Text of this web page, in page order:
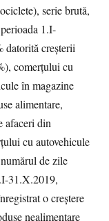
serie brută,
1.I-
datorită creşterii
comerţului cu
în magazine
alimentare,
afaceri din
cu autovehicule
de zile
31.X.2019,
o creştere
nealimentare